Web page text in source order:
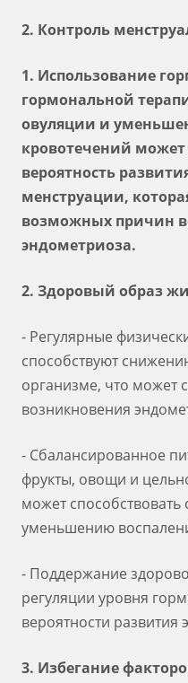
2. Контроль
1. Использование
гормональной
овуляции и
кровотечений
вероятность
менструации,
возможных причин
эндометриоза.
2. Здоровый образ
- Регулярные
способствуют
организме, что может
возникновения
- Сбалансированное
фрукты, овощи и
может
уменьшению
- Поддержание
регуляции уровня
вероятности развития
3. Избегание